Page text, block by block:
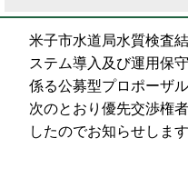
米子市水道局水質検査
ステム導入及び運用保
係る公募型プロポーザル
次のとおり優先交渉権
したのでお知らせします